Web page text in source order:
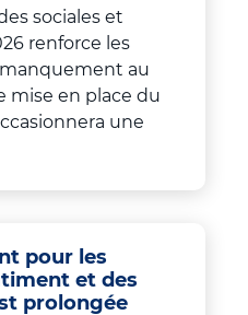
sociales et
renforce les
au
mise en place du
une
pour les
et des
prolongée